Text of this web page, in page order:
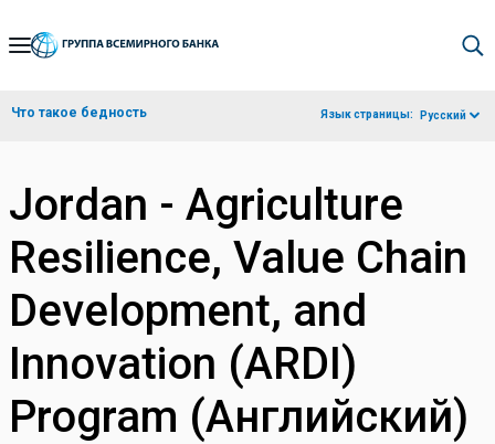
Skip
Navigation
Что такое бедность Язык страницы: Русский
Jordan - Agriculture
Resilience, Value Chain
Development, and
Innovation (ARDI)
Program (Английский)